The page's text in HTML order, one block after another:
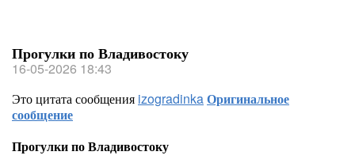
Прогулки по Владивостоку
16-05-2026 18:43
Это цитата сообщения izogradinkaОригинальное
сообщение
Прогулки по Владивостоку